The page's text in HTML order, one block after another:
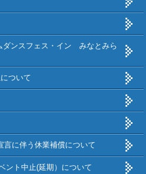
ダンスフェス・イン みなとみら
ついて
言に伴う休業補償について
ント中止(延期）について